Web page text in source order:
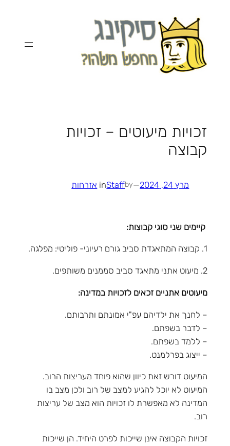
זכויות מיעוטים – זכויות
קבוצה
מרץ 24, 2024 —
by
Staff
in אזרחות
קיימים שני סוגי קבוצות:
1. קבוצה המתאגדת סביב גורם רעיוני- פוליטי: מפלגה.
2. מיעוט אתני מתאגד סביב סממנים משותפים.
מיעוטים אתניים זכאים לזכויות במדינה:
– לחנך את ילדיהם עפ"י אמונתם ותרבותם.
– לדבר בשפתם.
– ללמד בשפתם.
– ייצוג בפרלמנט.
המיעוט דורש זאת כיוון שהוא פוחד מעריצות הרוב.
המיעוט לא יוכל להגיע למצב של רוב ולכן מצב בו
המדינה לא מאפשרת לו זכויות הוא מצב של עריצות
רוב.
זכויות הקבוצה אינן שייכות לפרט היחיד. הן שייכות